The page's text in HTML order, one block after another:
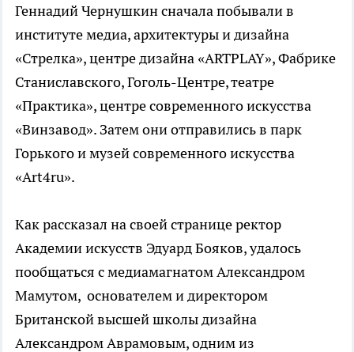
Геннадий Чернушкин сначала побывали в
институте медиа, архитектуры и дизайна
«Стрелка», центре дизайна «ARTPLAY», Фабрике
Станиславского, Гоголь-Центре, театре
«Практика», центре современного искусства
«Винзавод». Затем они отправились в парк
Горького и музей современного искусства
«Art4ru».
Как рассказал на своей странице ректор
Академии искусств Эдуард Бояков, удалось
пообщаться с медиамагнатом Александром
Мамутом, основателем и директором
Британской высшей школы дизайна
Александром Аврамовым, одним из